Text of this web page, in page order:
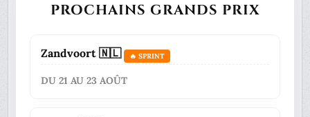
PROCHAINS GRANDS PRIX
Zandvoort 🇳🇱 🔥 SPRINT
DU 21 AU 23 AOÛT